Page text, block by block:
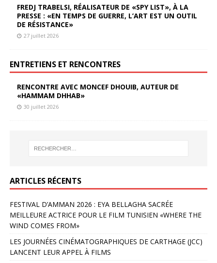
FREDJ TRABELSI, RÉALISATEUR DE «SPY LIST», À LA
PRESSE : «EN TEMPS DE GUERRE, L’ART EST UN OUTIL
DE RÉSISTANCE»
27 juillet 2026
ENTRETIENS ET RENCONTRES
RENCONTRE AVEC MONCEF DHOUIB, AUTEUR DE
«HAMMAM DHHAB»
30 juillet 2026
ARTICLES RÉCENTS
FESTIVAL D’AMMAN 2026 : EYA BELLAGHA SACRÉE
MEILLEURE ACTRICE POUR LE FILM TUNISIEN «WHERE THE
WIND COMES FROM»
LES JOURNÉES CINÉMATOGRAPHIQUES DE CARTHAGE (JCC)
LANCENT LEUR APPEL À FILMS